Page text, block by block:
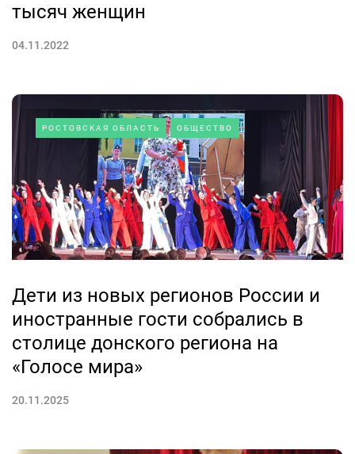
тысяч женщин
04.11.2022
РОСТОВСКАЯ ОБЛАСТЬ ОБЩЕСТВО
Дети из новых регионов России и
иностранные гости собрались в
столице донского региона на
«Голосе мира»
20.11.2025